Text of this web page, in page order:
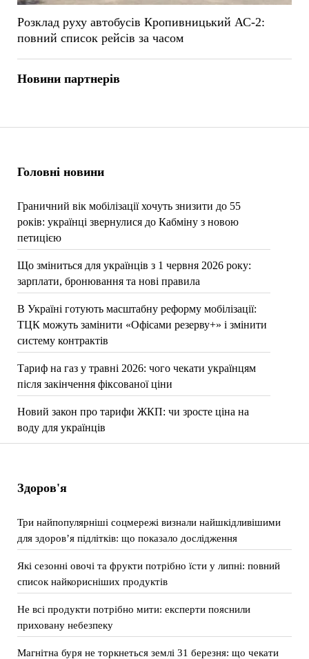
Головні новини
Граничний вік мобілізації хочуть знизити до 55
років: українці звернулися до Кабміну з новою
петицією
Що зміниться для українців з 1 червня 2026 року:
зарплати, бронювання та нові правила
В Україні готують масштабну реформу мобілізації:
ТЦК можуть замінити «Офісами резерву+» і змінити
систему контрактів
Тариф на газ у травні 2026: чого чекати українцям
після закінчення фіксованої ціни
Новий закон про тарифи ЖКП: чи зросте ціна на
воду для українців
Розклад руху автобусів Кропивницький АС-2:
повний список рейсів за часом
Новини партнерів
Здоров'я
Три найпопулярніші соцмережі визнали найшкідливішими
для здоров’я підлітків: що показало дослідження
Які сезонні овочі та фрукти потрібно їсти у липні: повний
список найкорисніших продуктів
Не всі продукти потрібно мити: експерти пояснили
приховану небезпеку
Магнітна буря не торкнеться землі 31 березня: що чекати